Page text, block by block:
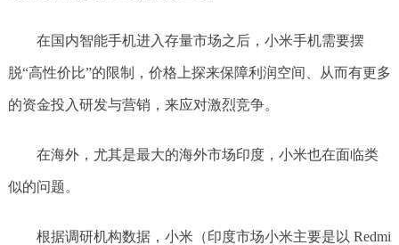
在国内智能手机进入存量市场之后，小米手机需要摆
脱“高性价比”的限制，价格上探来保障利润空间、从而有更多
的资金投入研发与营销，来应对激烈竞争。
在海外，尤其是最大的海外市场印度，小米也在面临类
似的问题。
根据调研机构数据，小米（印度市场小米主要是以 Redmi